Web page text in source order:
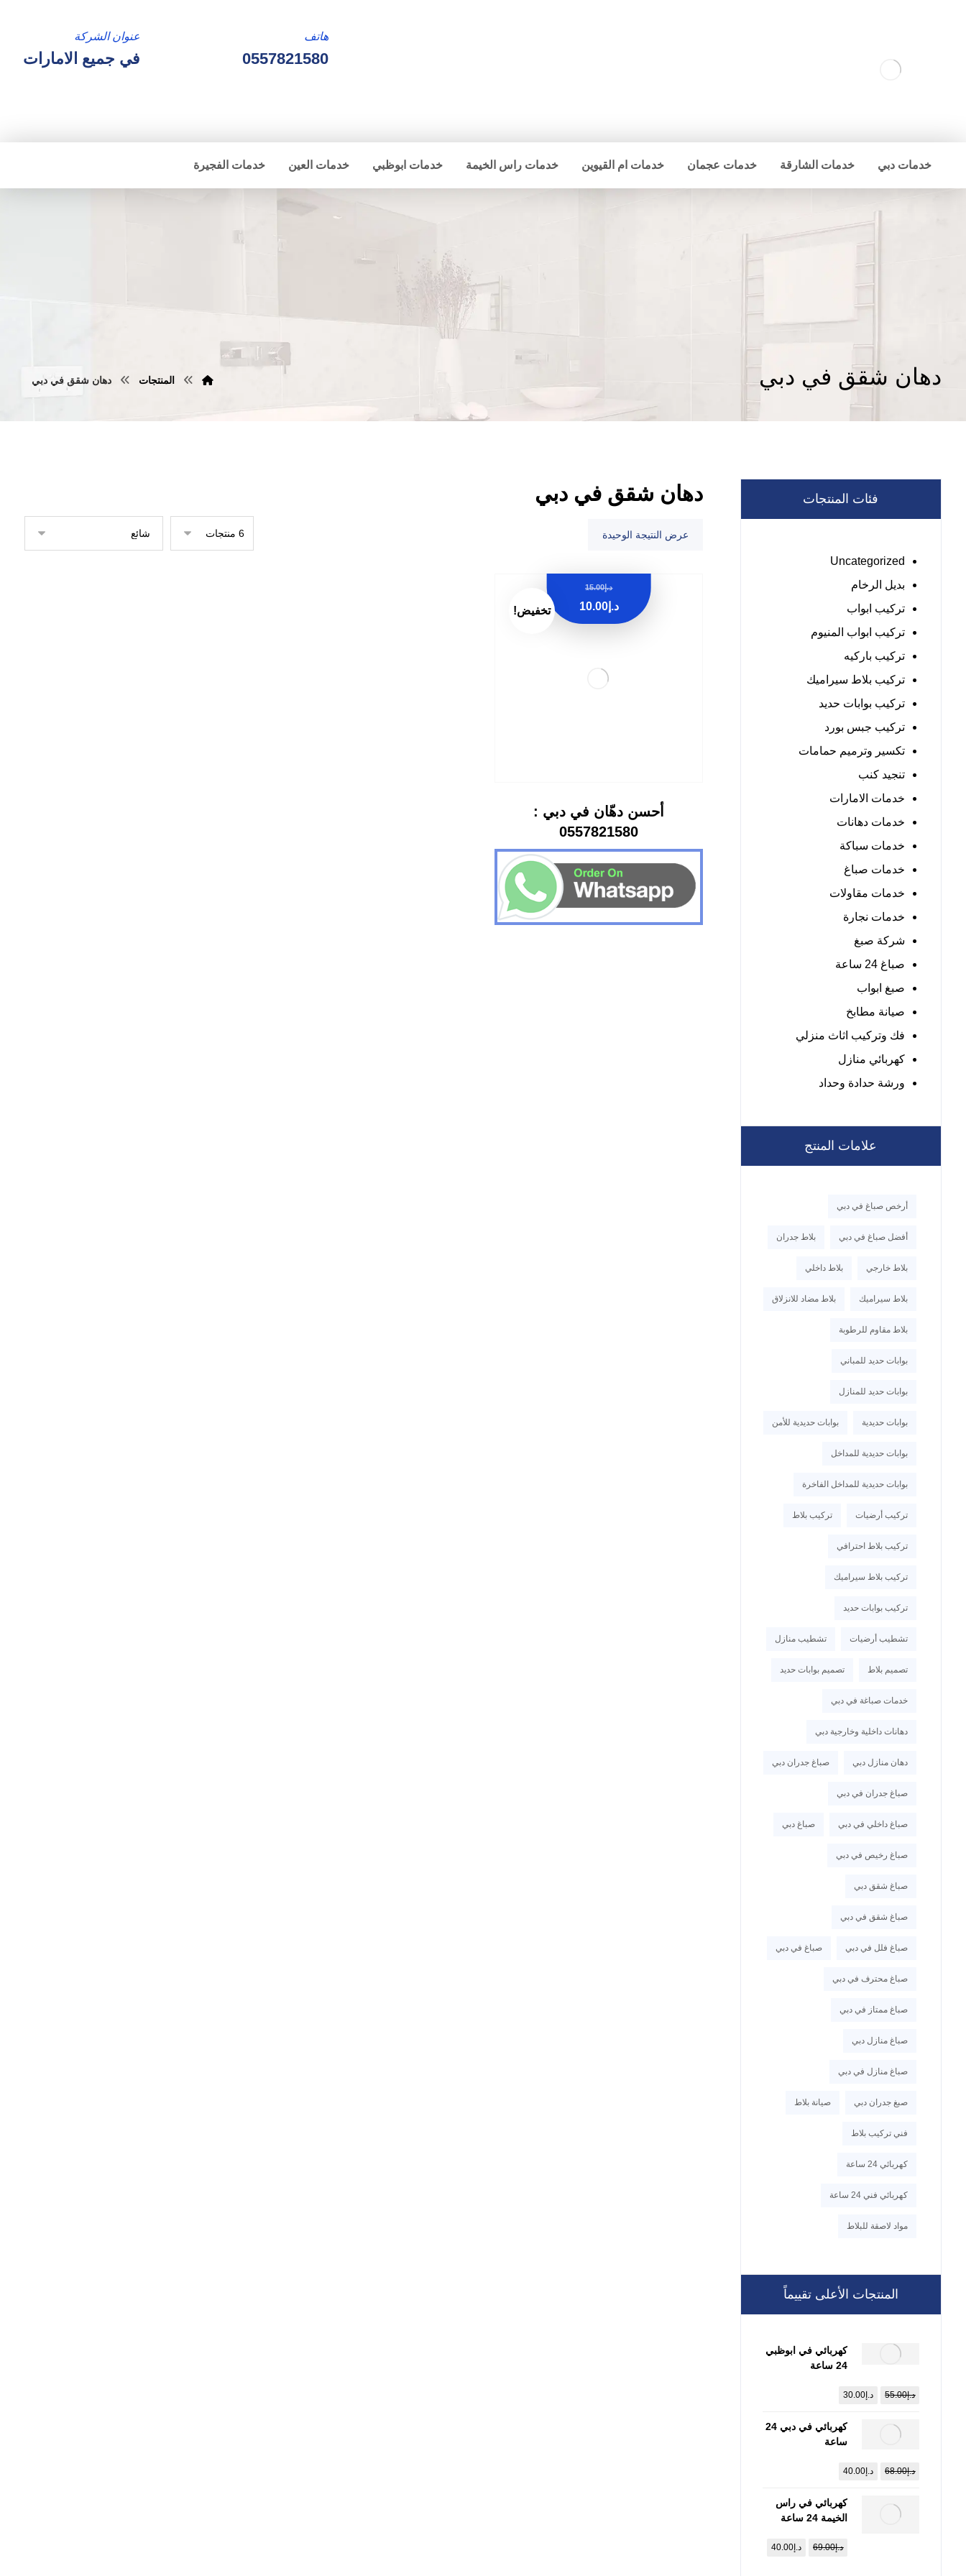
عنوان الشركة
في جميع الامارات
هاتف
0557821580
خدمات دبي خدمات الشارقة خدمات عجمان خدمات ام القيوين خدمات راس الخيمة خدمات ابوظبي خدمات العين خدمات الفجيرة
دهان شقق في دبي المنتجات دهان شقق في دبي
دهان شقق في دبي
عرض النتيجة الوحيدة
تخفيض!
أحسن دهّان في دبي :
0557821580
د.إ15.00
د.إ10.00
فئات المنتجات
Uncategorized
بديل الرخام
تركيب ابواب
تركيب ابواب المنيوم
تركيب باركيه
تركيب بلاط سيراميك
تركيب بوابات حديد
تركيب جبس بورد
تكسير وترميم حمامات
تنجيد كنب
خدمات الامارات
خدمات دهانات
خدمات سباكة
خدمات صباغ
خدمات مقاولات
خدمات نجارة
شركة صبغ
صباغ 24 ساعة
صبغ ابواب
صيانة مطابخ
فك وتركيب اثاث منزلي
كهربائي منازل
ورشة حدادة وحداد
علامات المنتج
أرخص صباغ في دبي
أفضل صباغ في دبي بلاط جدران
بلاط خارجي بلاط داخلي
بلاط سيراميك بلاط مضاد للانزلاق
بلاط مقاوم للرطوبة
بوابات حديد للمباني
بوابات حديد للمنازل
بوابات حديدية بوابات حديدية للأمن
بوابات حديدية للمداخل
بوابات حديدية للمداخل الفاخرة
تركيب أرضيات تركيب بلاط
تركيب بلاط احترافي
تركيب بلاط سيراميك
تركيب بوابات حديد
تشطيب أرضيات تشطيب منازل
تصميم بلاط تصميم بوابات حديد
خدمات صباغة في دبي
دهانات داخلية وخارجية دبي
دهان منازل دبي صباغ جدران دبي
صباغ جدران في دبي
صباغ داخلي في دبي صباغ دبي
صباغ رخيص في دبي
صباغ شقق دبي
صباغ شقق في دبي
صباغ فلل في دبي صباغ في دبي
صباغ محترف في دبي
صباغ ممتاز في دبي
صباغ منازل دبي
صباغ منازل في دبي
صبغ جدران دبي صيانة بلاط
فني تركيب بلاط
كهربائي 24 ساعة
كهربائي فني 24 ساعة
مواد لاصقة للبلاط
المنتجات الأعلى تقييماً
كهربائي في ابوظبي
24 ساعة
د.إ55.00 د.إ 30.00
كهربائي في دبي 24
ساعة
د.إ68.00 د.إ 40.00
كهربائي في راس
الخيمة 24 ساعة
د.إ69.00 د.إ 40.00